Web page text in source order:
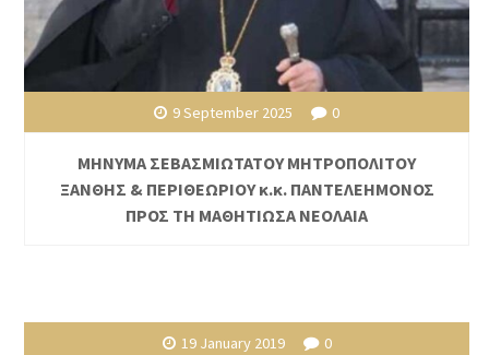
9 September 2025 0
ΜΗΝΥΜΑ ΣΕΒΑΣΜΙΩΤΑΤΟΥ ΜΗΤΡΟΠΟΛΙΤΟΥ
ΞΑΝΘΗΣ & ΠΕΡΙΘΕΩΡΙΟΥ κ.κ. ΠΑΝΤΕΛΕΗΜΟΝΟΣ
ΠΡΟΣ ΤΗ ΜΑΘΗΤΙΩΣΑ ΝΕΟΛΑΙΑ
19 January 2019 0